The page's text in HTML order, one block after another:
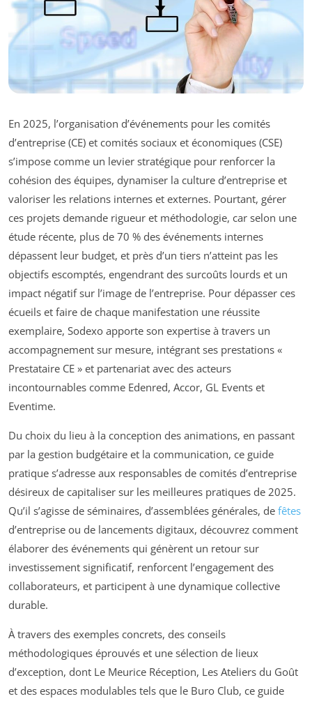
En 2025, l’organisation d’événements pour les comités
d’entreprise (CE) et comités sociaux et économiques (CSE)
s’impose comme un levier stratégique pour renforcer la
cohésion des équipes, dynamiser la culture d’entreprise et
valoriser les relations internes et externes. Pourtant, gérer
ces projets demande rigueur et méthodologie, car selon une
étude récente, plus de 70 % des événements internes
dépassent leur budget, et près d’un tiers n’atteint pas les
objectifs escomptés, engendrant des surcoûts lourds et un
impact négatif sur l’image de l’entreprise. Pour dépasser ces
écueils et faire de chaque manifestation une réussite
exemplaire, Sodexo apporte son expertise à travers un
accompagnement sur mesure, intégrant ses prestations «
Prestataire CE » et partenariat avec des acteurs
incontournables comme Edenred, Accor, GL Events et
Eventime.
Du choix du lieu à la conception des animations, en passant
par la gestion budgétaire et la communication, ce guide
pratique s’adresse aux responsables de comités d’entreprise
désireux de capitaliser sur les meilleures pratiques de 2025.
Qu’il s’agisse de séminaires, d’assemblées générales, de fêtes
d’entreprise ou de lancements digitaux, découvrez comment
élaborer des événements qui génèrent un retour sur
investissement significatif, renforcent l’engagement des
collaborateurs, et participent à une dynamique collective
durable.
À travers des exemples concrets, des conseils
méthodologiques éprouvés et une sélection de lieux
d’exception, dont Le Meurice Réception, Les Ateliers du Goût
et des espaces modulables tels que le Buro Club, ce guide